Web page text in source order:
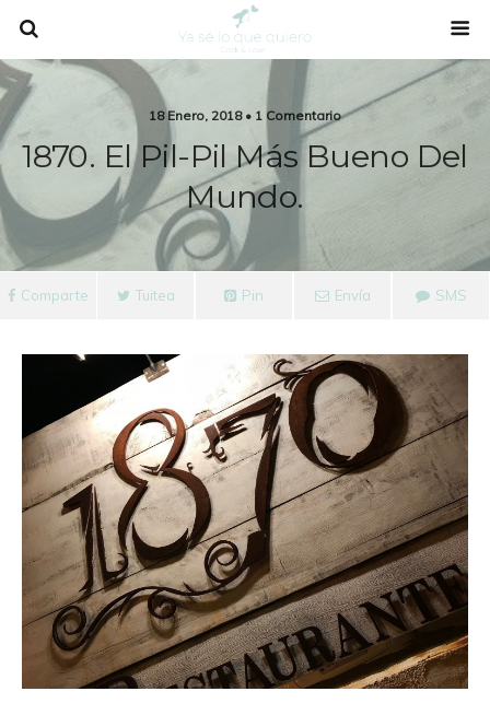
18 Enero, 2018 • 1 Comentario
1870. El Pil-Pil Más Bueno Del
Mundo.
Comparte Tuitea Pin Envía SMS